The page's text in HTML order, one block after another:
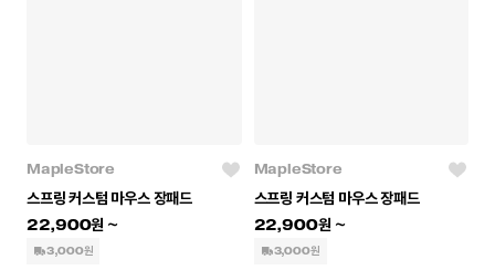
MapleStore
스프링 커스텀 마우스 장패드
22,900
3,000원
MapleStore
스프링 커스텀 마우스 장패드
22,900
3,000원